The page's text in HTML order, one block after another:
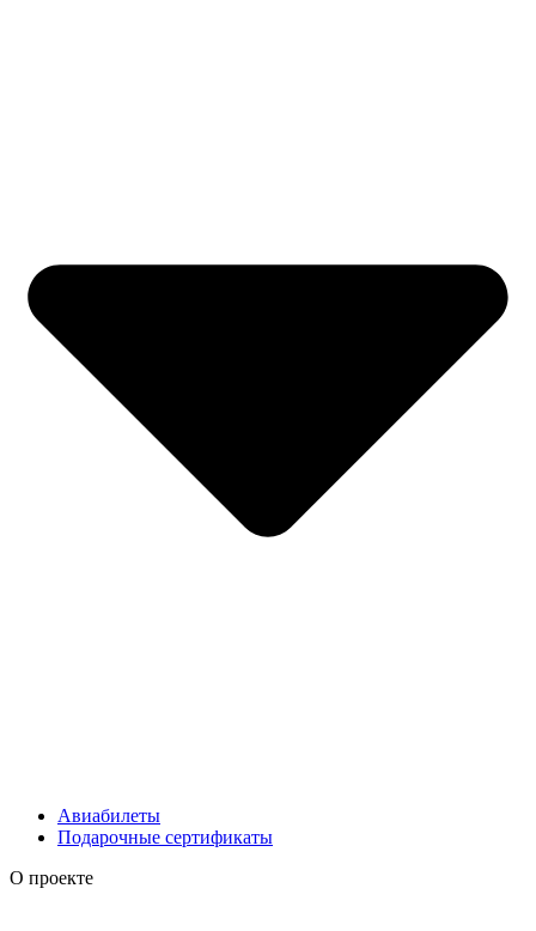
Авиабилеты
Подарочные сертификаты
О проекте